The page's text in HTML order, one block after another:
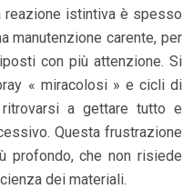
reazione istintiva è spesso
manutenzione carente, per
con più attenzione. Si
« miracolosi » e cicli di
a gettare tutto e
Questa frustrazione
profondo, che non risiede
dei materiali.